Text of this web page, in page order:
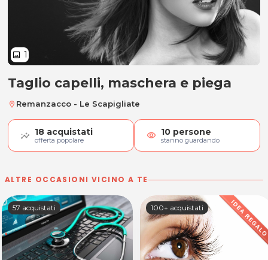
image 1
Taglio capelli, maschera e piega
Taglio capelli, maschera e piega
location_on Remanzacco - Le Scapigliate
18 acquistati
offerta popolare visibility 10 persone
stanno guardando
ALTRE OCCASIONI VICINO A TE
57 acquistati 100+ acquistati